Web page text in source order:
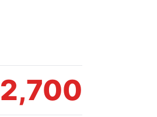
2,700